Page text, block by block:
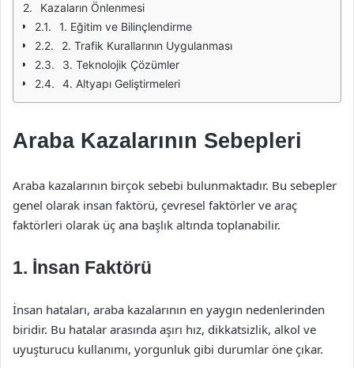
Kazaların Önlenmesi
1. Eğitim ve Bilinçlendirme
2. Trafik Kurallarının Uygulanması
3. Teknolojik Çözümler
4. Altyapı Geliştirmeleri
Araba Kazalarının Sebepleri
Araba kazalarının birçok sebebi bulunmaktadır. Bu sebepler
genel olarak insan faktörü, çevresel faktörler ve araç
faktörleri olarak üç ana başlık altında toplanabilir.
1. İnsan Faktörü
İnsan hataları, araba kazalarının en yaygın nedenlerinden
biridir. Bu hatalar arasında aşırı hız, dikkatsizlik, alkol ve
uyuşturucu kullanımı, yorgunluk gibi durumlar öne çıkar.